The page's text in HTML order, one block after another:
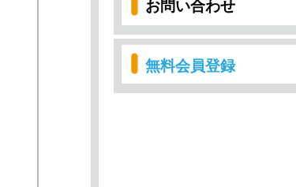
お問い合わせ
無料会員登録